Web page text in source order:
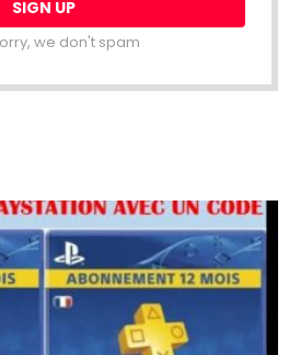
we don't spam